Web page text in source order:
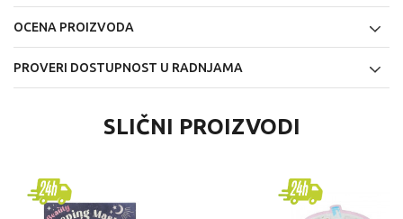
OCENA PROIZVODA
PROVERI DOSTUPNOST U RADNJAMA
SLIČNI PROIZVODI